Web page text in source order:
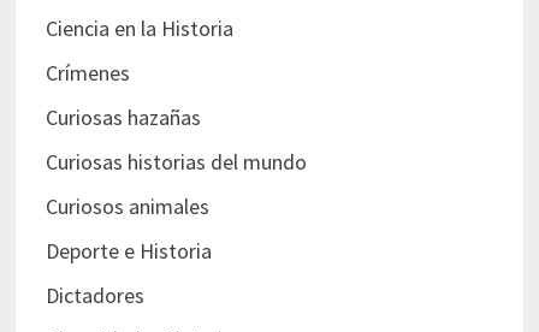
Ciencia en la Historia
Crímenes
Curiosas hazañas
Curiosas historias del mundo
Curiosos animales
Deporte e Historia
Dictadores